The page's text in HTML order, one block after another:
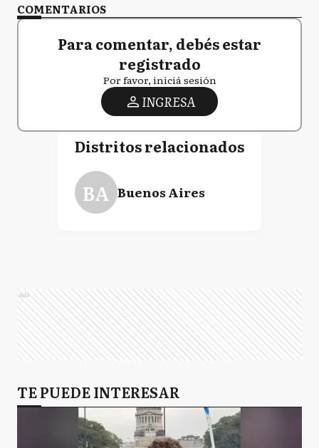
COMENTARIOS
Para comentar, debés estar
registrado
Por favor, iniciá sesión
INGRESA
Distritos relacionados
BA Buenos Aires
Ads
TE PUEDE INTERESAR